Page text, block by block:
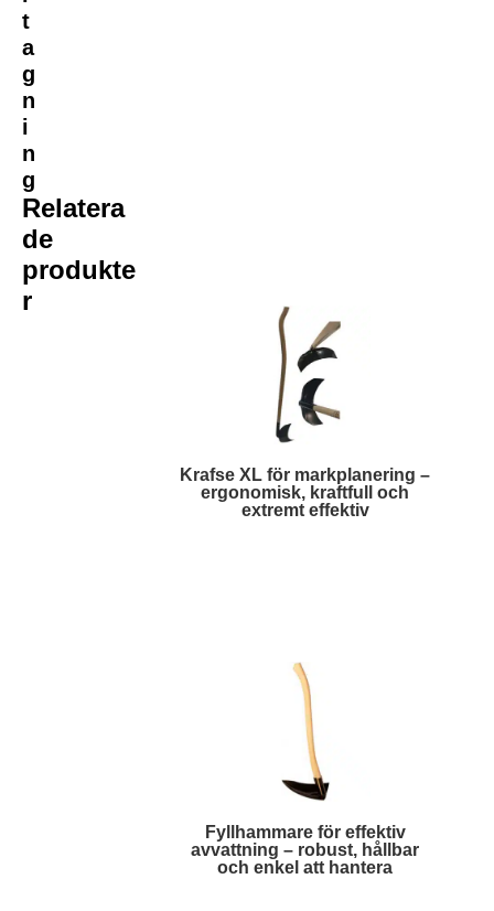
t
a
g
n
i
n
g
Relatera
de
produkte
r
Krafse XL för markplanering –
ergonomisk, kraftfull och
extremt effektiv
Fyllhammare för effektiv
avvattning – robust, hållbar
och enkel att hantera